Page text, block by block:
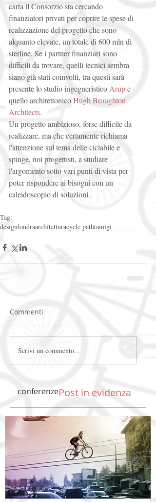
conferenzePost in evidenza
carta il Consorzio sta cercando
finanziatori privati per coprire le spese di
realizzazione del progetto che sono
alquanto elevate, un totale di 600 mln di
sterline. Se i partner finanziari sono
difficili da trovare, quelli tecnici sembra
siano già stati coinvolti, tra questi sarà
presente lo studio ingegneristico Arup e
quello architettonico Hugh Broughton
Architects.
Un progetto ambizioso, forse difficile da
realizzare, ma che certamente richiama
l'attenzione sul tema delle ciclabile e
spinge, noi progettisti, a studiare
l'argomento sotto vari punti di vista per
poter rispondere ai bisogni con un
caleidoscopio di soluzioni.
Tag:
designlondraarchitetturacycle pathtamigi
Commenti
Scrivi un commento...